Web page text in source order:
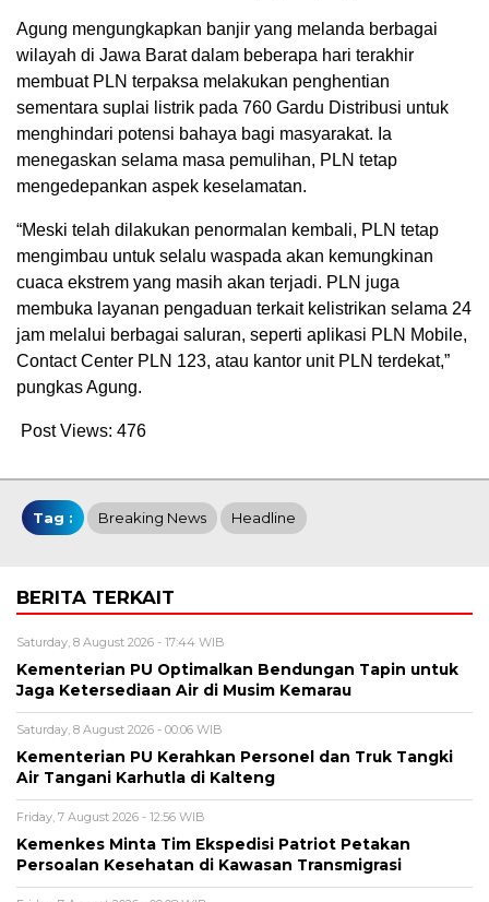
Agung mengungkapkan banjir yang melanda berbagai
wilayah di Jawa Barat dalam beberapa hari terakhir
membuat PLN terpaksa melakukan penghentian
sementara suplai listrik pada 760 Gardu Distribusi untuk
menghindari potensi bahaya bagi masyarakat. Ia
menegaskan selama masa pemulihan, PLN tetap
mengedepankan aspek keselamatan.
“Meski telah dilakukan penormalan kembali, PLN tetap
mengimbau untuk selalu waspada akan kemungkinan
cuaca ekstrem yang masih akan terjadi. PLN juga
membuka layanan pengaduan terkait kelistrikan selama 24
jam melalui berbagai saluran, seperti aplikasi PLN Mobile,
Contact Center PLN 123, atau kantor unit PLN terdekat,”
pungkas Agung.
Post Views: 476
Tag : Breaking News Headline
BERITA TERKAIT
Saturday, 8 August 2026 - 17:44 WIB
Kementerian PU Optimalkan Bendungan Tapin untuk
Jaga Ketersediaan Air di Musim Kemarau
Saturday, 8 August 2026 - 00:06 WIB
Kementerian PU Kerahkan Personel dan Truk Tangki
Air Tangani Karhutla di Kalteng
Friday, 7 August 2026 - 12:56 WIB
Kemenkes Minta Tim Ekspedisi Patriot Petakan
Persoalan Kesehatan di Kawasan Transmigrasi